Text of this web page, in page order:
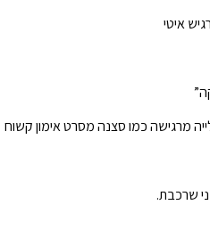
איטי
מרגישה כמו סצנה מסרט אימון קשוח
שרכבת.